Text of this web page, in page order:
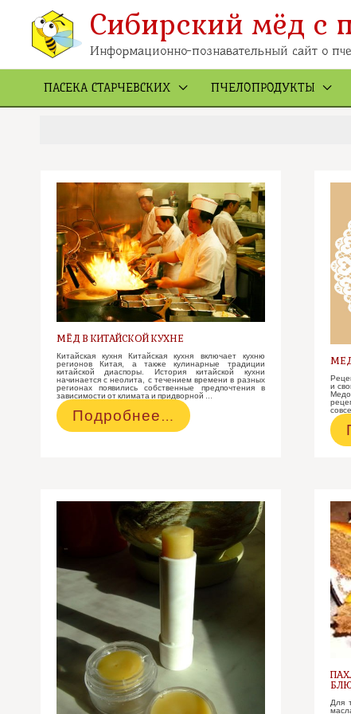
содержимому
Сибирский мёд с
Информационно-познавательный сайт о
ПАСЕКА СТАРЧЕВСКИХ ПЧЕЛОПРОДУКТЫ
МЁД В КИТАЙСКОЙ КУХНЕ
Китайская кухня Китайская кухня включает кухню
регионов Китая, а также кулинарные традиции
китайской диаспоры. История китайской кухни
начинается с неолита, с течением времени в разных
регионах появились собственные предпочтения в
зависимости от климата и придворной …
Мёд
в
Подробнее…
и
Для